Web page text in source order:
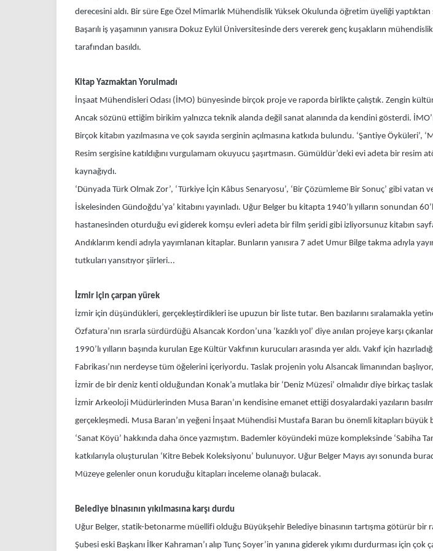
derecesini aldı. Bir süre Ege Özel Mimarlık Mühendislik Yüksek Okulunda öğretim üyeliği
Başarılı iş yaşamının yanısıra Dokuz Eylül Üniversitesinde ders vererek genç kuşakların
tarafından basıldı.
Kitap Yazmaktan Yorulmadı
İnşaat Mühendisleri Odası (İMO) bünyesinde birçok proje ve raporda birlikte çalıştık. Zengin
Ancak sözünü ettiğim birikim yalnızca teknik alanda değil sanat alanında da kendini gösterdi.
Birçok kitabın yazılmasına ve çok sayıda serginin açılmasına katkıda bulundu. ‘Şantiye Öyküleri’,
Resim sergisine katıldığını vurgulamam okuyucu şaşırtmasın. Gümüldür’deki evi adeta bir resim
kaynağıydı.
‘Dünyada Türk Olmak Zor’, ‘Türkiye İçin Kâbus Senaryosu’, ‘Bir Çözümleme Bir Sonuç’ gibi vatan
İskelesinden Gündoğdu’ya’ kitabını yayınladı. Uğur Belger bu kitapta 1940’lı yılların sonundan
hastanesinden oturduğu evi giderek komşu evleri adeta bir film şeridi gibi izliyorsunuz kitabın
Andıklarım kendi adıyla yayımlanan kitaplar. Bunların yanısıra 7 adet Umur Bilge takma adıyla
tutkuları yansıtıyor şiirleri...
İzmir için çarpan yürek
İzmir için düşündükleri, gerçekleştirdikleri ise upuzun bir liste tutar. Ben bazılarını sıralamakla
Özfatura’nın ısrarla sürdürdüğü Alsancak Kordon’una ‘kazıklı yol’ diye anılan projeye karşı
1990’lı yılların başında kurulan Ege Kültür Vakfının kurucuları arasında yer aldı. Vakıf için
Fabrikası’nın nerdeyse tüm öğelerini içeriyordu. Taslak projenin yolu Alsancak limanından
İzmir de bir deniz kenti olduğundan Konak’a mutlaka bir ‘Deniz Müzesi’ olmalıdır diye birkaç
İzmir Arkeoloji Müdürlerinden Musa Baran’ın kendisine emanet ettiği dosyalardaki yazıların
gerçekleşmedi. Musa Baran’ın yeğeni İnşaat Mühendisi Mustafa Baran bu önemli kitapları büyük
‘Sanat Köyü’ hakkında daha önce yazmıştım. Bademler köyündeki müze kompleksinde ‘Sabiha
katkılarıyla oluşturulan ‘Kitre Bebek Koleksiyonu’ bulunuyor. Uğur Belger Mayıs ayı sonunda
Müzeye gelenler onun koruduğu kitapları inceleme olanağı bulacak.
Belediye binasının yıkılmasına karşı durdu
Uğur Belger, statik-betonarme müellifi olduğu Büyükşehir Belediye binasının tartışma götürür bir
Şubesi eski Başkanı İlker Kahraman’ı alıp Tunç Soyer’in yanına giderek yıkımı durdurması için